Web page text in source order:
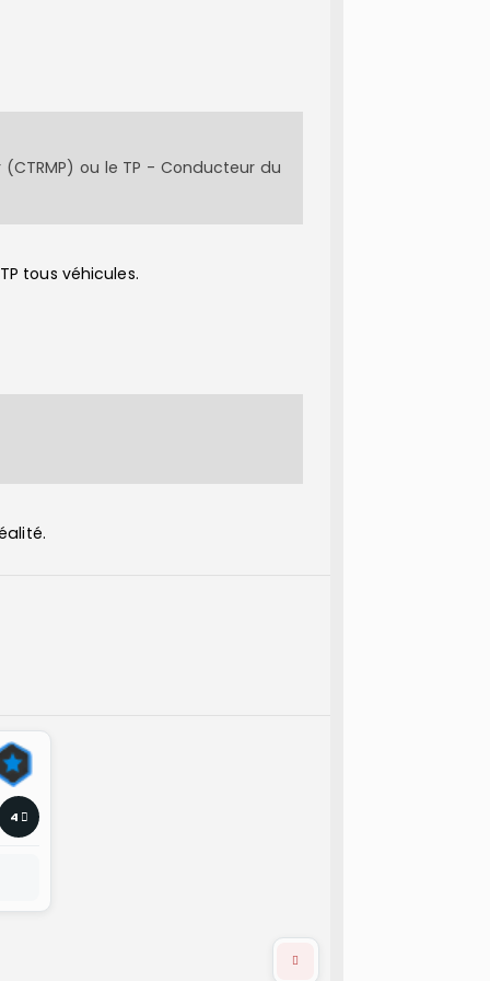
ou le TP - Conducteur du
tous véhicules.
4